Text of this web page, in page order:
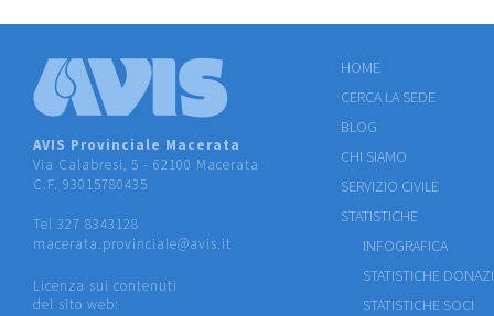
AVIS Provinciale Macerata
Via Calabresi, 5 - 62100 Macerata
C.F. 93015780435
Tel 327 8343128
macerata.provinciale@avis.it
Licenza sui contenuti
del sito web:
HOME
CERCA LA SEDE
BLOG
CHI SIAMO
SERVIZIO CIVILE
STATISTICHE
INFOGRAFICA
STATISTICHE
STATISTICHE SOCI